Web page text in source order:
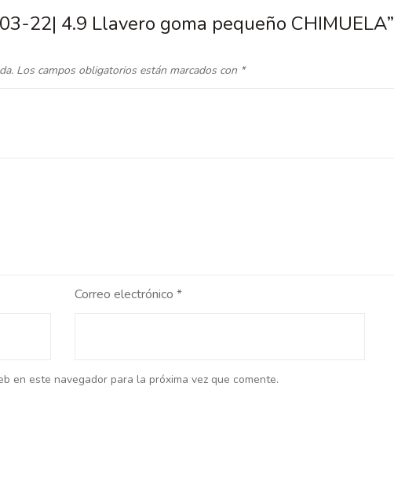
22| 4.9 Llavero goma pequeño CHIMUELA”
Los campos obligatorios están marcados con *
Correo electrónico *
en este navegador para la próxima vez que comente.